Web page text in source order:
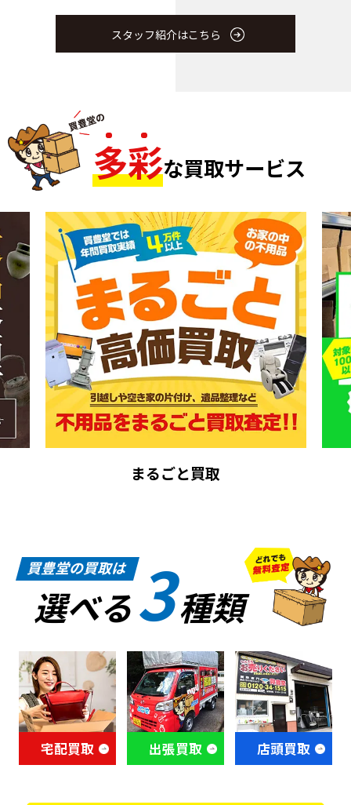
スタッフ紹介はこちら
多彩な買取サービス
まるごと買取
買豊堂の買取は
選べる3種類
宅配買取 出張買取 店頭買取